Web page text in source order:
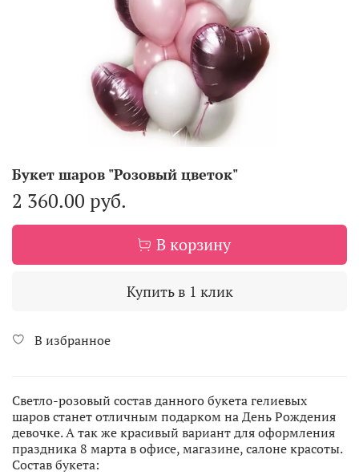
Букет шаров "Розовый цветок"
2 360.00 руб.
В корзину
Купить в 1 клик
В избранное
Светло-розовый состав данного букета гелиевых
шаров станет отличным подарком на День Рождения
девочке. А так же красивый вариант для оформления
праздника 8 марта в офисе, магазине, салоне красоты.
Состав букета: